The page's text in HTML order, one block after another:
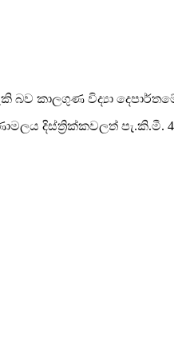
බව කාලගුණ විද්‍යා
දිස්ත්‍රික්කවලත් පැ.කි.මී.